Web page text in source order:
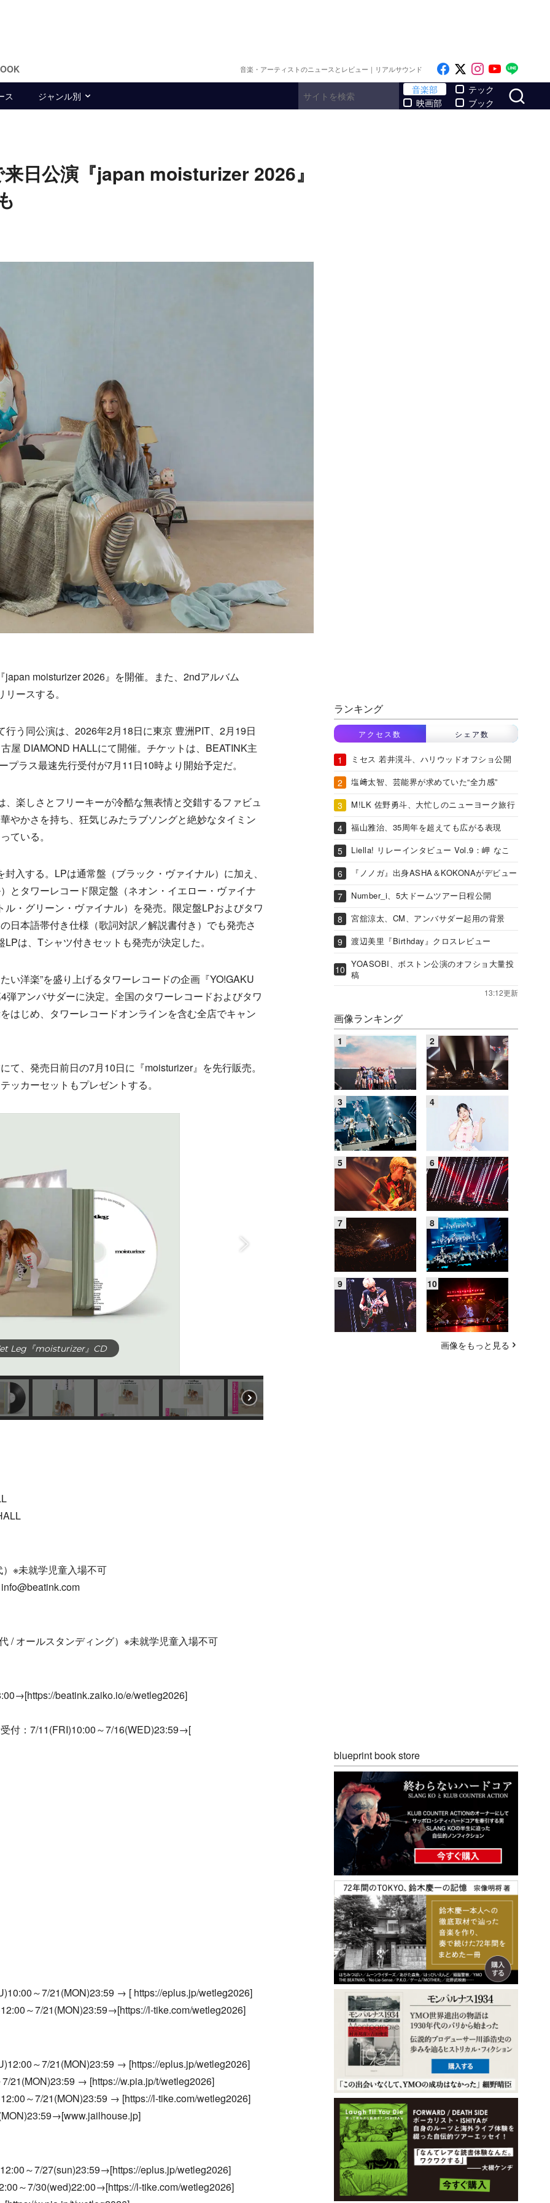
音楽・アーティストのニュースとレビュー｜リアルサウンド Like on Facebook
Follow on x
Follow on
Follow
ス ジャンル別
音楽部
映画部
テック
ブック
日公演『japan moisturizer 2026』
moisturizer 2026』を開催。また、2ndアルバム
ースする。
う同公演は、2026年2月18日に東京 豊洲PIT、2月19日
屋 DIAMOND HALLにて開催。チケットは、BEATINK主
ラス最速先行受付が7月11日10時より開始予定だ。
楽しさとフリーキーが冷酷な無表情と交錯するファビュ
やかさを持ち、狂気じみたラブソングと絶妙なタイミン
ている。
する。LPは通常盤（ブラック・ヴァイナル）に加え、
とタワーレコード限定盤（ネオン・イエロー・ヴァイナ
・グリーン・ヴァイナル）を発売。限定盤LPおよびタワ
日本語帯付き仕様（歌詞対訳／解説書付き）でも発売さ
は、Tシャツ付きセットも発売が決定した。
洋楽”を盛り上げるタワーレコードの企画『YO!GAKU
アンバサダーに決定。全国のタワーレコードおよびタワ
はじめ、タワーレコードオンラインを含む全店でキャン
、発売日前日の7月10日に『moisturizer』を先行販売。
ッカーセットもプレゼントする。
Leg『moisturizer』CD
※未就学児童入場不可
/ オールスタンディング）※未就学児童入場不可
beatink.zaiko.io/e/wetleg2026]
付：7/11(FRI)10:00～7/16(WED)23:59→[
～7/21(MON)23:59 → [ https://eplus.jp/wetleg2026]
～7/21(MON)23:59→[https://l-tike.com/wetleg2026]
～7/21(MON)23:59 → [https://eplus.jp/wetleg2026]
21(MON)23:59 → [https://w.pia.jp/t/wetleg2026]
～7/21(MON)23:59 → [https://l-tike.com/wetleg2026]
～7/27(sun)23:59→[https://eplus.jp/wetleg2026]
～7/30(wed)22:00→[https://l-tike.com/wetleg2026]
ランキング
アクセス数 シェア数
ミセス 若井滉斗、ハリウッドオフショ公開
塩﨑太智、芸能界が求めていた“全力感”
M!LK 佐野勇斗、大忙しのニューヨーク旅行
福山雅治、35周年を超えても広がる表現
Liella! リレーインタビュー Vol.9：岬 なこ
『ノノガ』出身ASHA＆KOKONAがデビュー
Number_i、5大ドームツアー日程公開
宮舘涼太、CM、アンバサダー起用の背景
渡辺美里『Birthday』クロスレビュー
YOASOBI、ボストン公演のオフショ大量投
稿
13:12更新
画像ランキング
画像をもっと見る
blueprint book store